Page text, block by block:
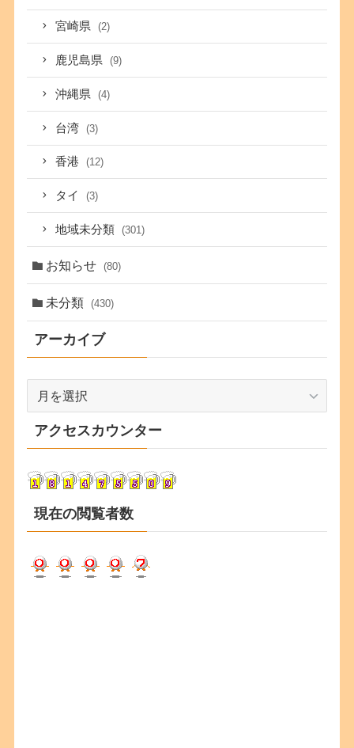
宮崎県 (2)
鹿児島県 (9)
沖縄県 (4)
台湾 (3)
香港 (12)
タイ (3)
地域未分類 (301)
お知らせ (80)
未分類 (430)
アーカイブ
カ
イ
アクセスカウンター
現在の閲覧者数